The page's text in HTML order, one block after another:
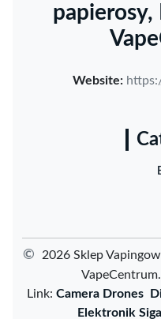
papierosy,
Website:
©
2026 Sklep
Link: Camera Drones
Elektronik